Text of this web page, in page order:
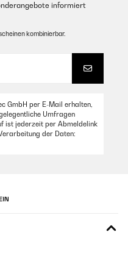
informiert
kombinierbar.
GmbH per E-Mail erhalten,
Umfragen
ist jederzeit per Abmeldelink
der Daten: